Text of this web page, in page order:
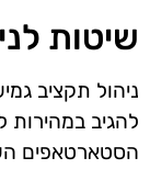
שיטות
ניהול תקציב
להגיב במהירות
הסטארטאפים